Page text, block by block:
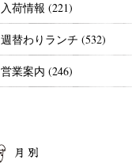
入荷情報 (221)
週替わりランチ (532)
営業案内 (246)